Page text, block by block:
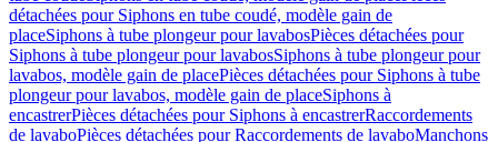
détachées pour Siphons en tube coudé, modèle gain de
placeSiphons à tube plongeur pour lavabosPièces détachées pour
Siphons à tube plongeur pour lavabosSiphons à tube plongeur pour
lavabos, modèle gain de placePièces détachées pour Siphons à tube
plongeur pour lavabos, modèle gain de placeSiphons à
encastrerPièces détachées pour Siphons à encastrerRaccordements
de lavaboPièces détachées pour Raccordements de lavaboManchons